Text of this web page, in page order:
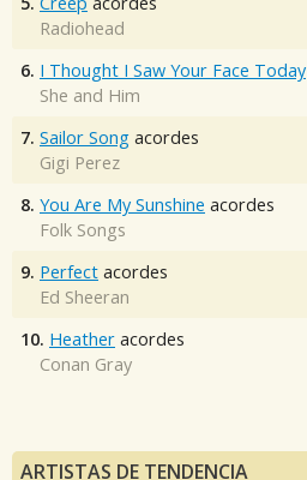
Radiohead
6. I Thought I Saw Your Face Today
She and Him
7. Sailor Song acordes
Gigi Perez
8. You Are My Sunshine acordes
Folk Songs
9. Perfect acordes
Ed Sheeran
10. Heather acordes
Conan Gray
ARTISTAS DE TENDENCIA